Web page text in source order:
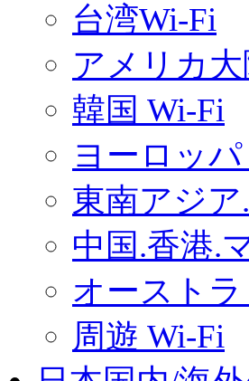
台湾Wi-Fi
アメリカ
韓国 Wi-Fi
ヨーロッ
東南アジ
中国.香港.
オースト
周遊 Wi-Fi